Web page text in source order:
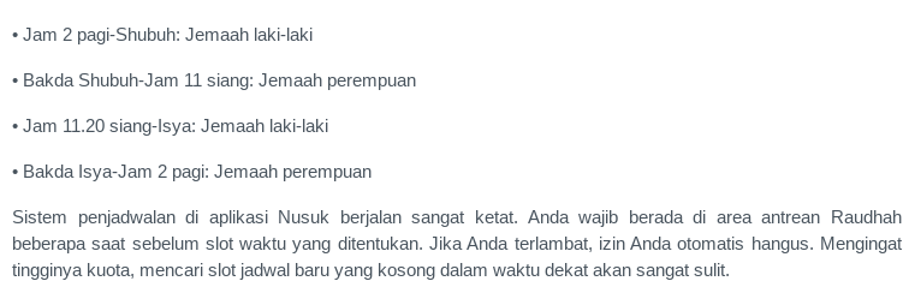
• Jam 2 pagi-Shubuh: Jemaah laki-laki
• Bakda Shubuh-Jam 11 siang: Jemaah perempuan
• Jam 11.20 siang-Isya: Jemaah laki-laki
• Bakda Isya-Jam 2 pagi: Jemaah perempuan
Sistem penjadwalan di aplikasi Nusuk berjalan sangat ketat. Anda wajib berada di area antrean Raudhah
beberapa saat sebelum slot waktu yang ditentukan. Jika Anda terlambat, izin Anda otomatis hangus. Mengingat
tingginya kuota, mencari slot jadwal baru yang kosong dalam waktu dekat akan sangat sulit.